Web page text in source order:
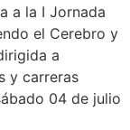
a la I Jornada
el Cerebro y
a
y carreras
04 de julio